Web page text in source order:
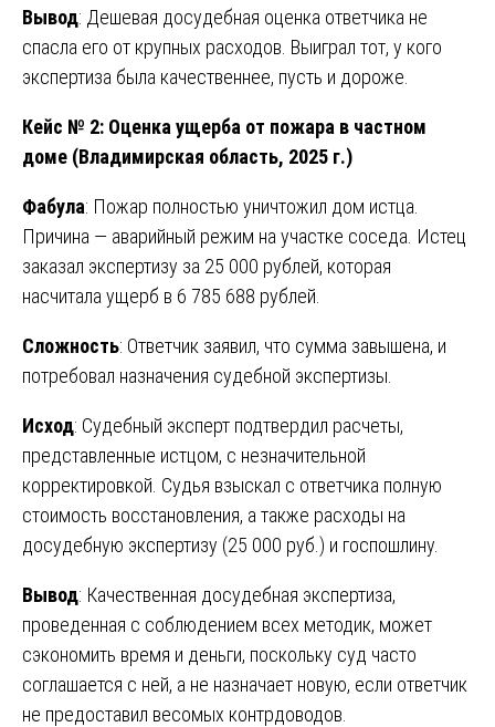
Вывод: Дешевая досудебная оценка ответчика не
спасла его от крупных расходов. Выиграл тот, у кого
экспертиза была качественнее, пусть и дороже.
Кейс № 2: Оценка ущерба от пожара в частном
доме (Владимирская область, 2025 г.)
Фабула: Пожар полностью уничтожил дом истца.
Причина — аварийный режим на участке соседа. Истец
заказал экспертизу за 25 000 рублей, которая
насчитала ущерб в 6 785 688 рублей.
Сложность: Ответчик заявил, что сумма завышена, и
потребовал назначения судебной экспертизы.
Исход: Судебный эксперт подтвердил расчеты,
представленные истцом, с незначительной
корректировкой. Судья взыскал с ответчика полную
стоимость восстановления, а также расходы на
досудебную экспертизу (25 000 руб.) и госпошлину.
Вывод: Качественная досудебная экспертиза,
проведенная с соблюдением всех методик, может
сэкономить время и деньги, поскольку суд часто
соглашается с ней, а не назначает новую, если ответчик
не предоставил весомых контрдоводов.